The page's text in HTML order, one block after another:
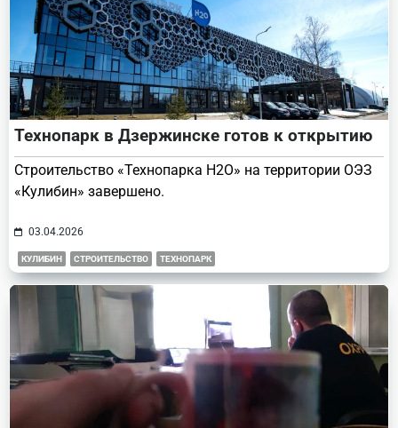
Технопарк в Дзержинске готов к открытию
Строительство «Технопарка Н2О» на территории ОЭЗ
«Кулибин» завершено.
03.04.2026
КУЛИБИН СТРОИТЕЛЬСТВО ТЕХНОПАРК